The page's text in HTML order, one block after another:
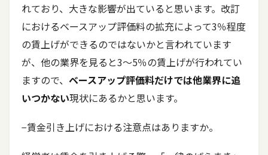
れており、大きな影響が出ていると思います。改訂
におけるベースアップ評価料の拡充によって3％程度
の賃上げができるのではないかと言われています
が、他の業界を見ると3〜5％の賃上げが行われてい
ますので、 ベースアップ評価料だけでは他業界に追
いつかない現状にあるかと思います。
−賃金引き上げにおける注意点はありますか。